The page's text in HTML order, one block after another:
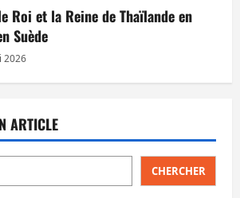
Roi et la Reine de Thaïlande en
Suède
2026
ARTICLE
CHERCHER